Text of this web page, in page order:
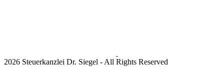
2026 Steuerkanzlei Dr. Siegel - All Rights Reserved